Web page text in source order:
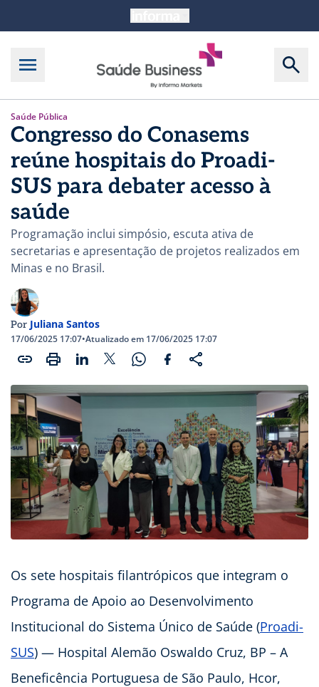
Saúde Pública
Congresso do Conasems
reúne hospitais do Proadi-
SUS para debater acesso à
saúde
Programação inclui simpósio, escuta ativa de
secretarias e apresentação de projetos realizados em
Minas e no Brasil.
Por Juliana Santos
17/06/2025 17:07•Atualizado em 17/06/2025 17:07
Os sete hospitais filantrópicos que integram o
Programa de Apoio ao Desenvolvimento
Institucional do Sistema Único de Saúde (Proadi-
SUS) — Hospital Alemão Oswaldo Cruz, BP – A
Beneficência Portuguesa de São Paulo, Hcor,